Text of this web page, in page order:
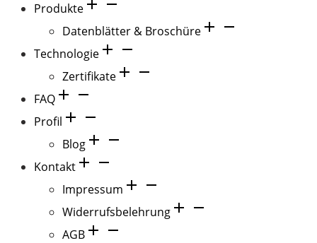
Produkte
Datenblätter & Broschüre
Technologie
Zertifikate
FAQ
Profil
Blog
Kontakt
Impressum
Widerrufsbelehrung
AGB